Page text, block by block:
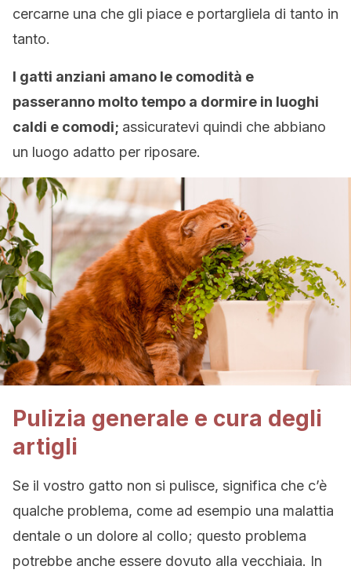
cercarne una che gli piace e portargliela di tanto in
tanto.
I gatti anziani amano le comodità e
passeranno molto tempo a dormire in luoghi
caldi e comodi; assicuratevi quindi che abbiano
un luogo adatto per riposare.
Pulizia generale e cura degli
artigli
Se il vostro gatto non si pulisce, significa che c’è
qualche problema, come ad esempio una malattia
dentale o un dolore al collo; questo problema
potrebbe anche essere dovuto alla vecchiaia. In